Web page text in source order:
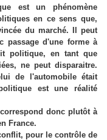
est un phénomène
en ce sens que,
du marché. Il peut
passage d'une forme à
politique, en tant que
ne peut disparaitre.
de l'automobile était
est une réalité
donc plutôt à
France.
pour le contrôle de